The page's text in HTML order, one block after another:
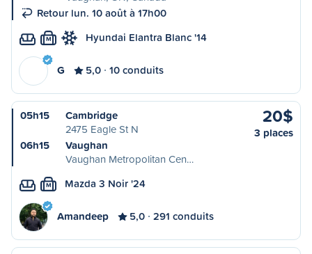
Retour lun. 10 août à 17h00
M Hyundai Elantra Blanc '14
G 5,0 10 conduits
05h15
Cambridge
2475 Eagle St N
06h15
Vaughan
Vaughan Metropolitan Cen…
20$
3 places
M Mazda 3 Noir '24
Amandeep 5,0 291 conduits